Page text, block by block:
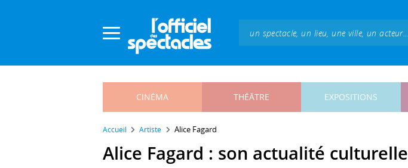
CINÉMA THÉÂTRE EXPOSITIONS
Accueil Artiste Alice Fagard
Alice Fagard : son actualité culturelle